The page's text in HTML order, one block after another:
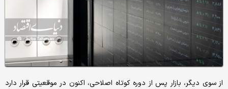
از سوی دیگر، بازار پس از دوره‌‌‌ کوتاه اصلاحی، اکنون در موقعیتی قرار دارد